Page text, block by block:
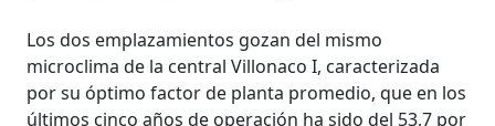
Los dos emplazamientos gozan del mismo
microclima de la central Villonaco I, caracterizada
por su óptimo factor de planta promedio, que en los
últimos cinco años de operación ha sido del 53,7 por